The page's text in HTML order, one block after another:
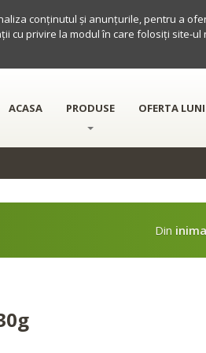
ACASA PRODUSE OFERTA
Din
conținutul și anunțurile, pentru a
privire la modul în care folosiți site-